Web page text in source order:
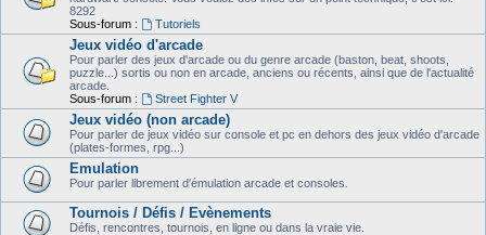
8292
Sous-forum :
Tutoriels
Jeux vidéo d'arcade
Pour parler des jeux d'arcade ou du genre arcade (baston, beat, shoots,
puzzle...) sortis ou non en arcade, anciens ou récents, ainsi que de l'actualité
arcade.
Sous-forum :
Street Fighter V
Jeux vidéo (non arcade)
Pour parler de jeux vidéo sur console et pc en dehors des jeux vidéo d'arcade
(plates-formes, rpg...)
Emulation
Pour parler librement d'émulation arcade et consoles.
Tournois / Défis / Evènements
Défis, rencontres, tournois, en ligne ou dans la vraie vie.